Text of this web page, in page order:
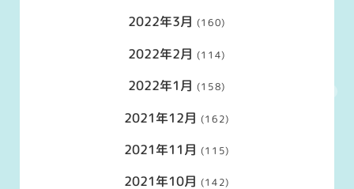
2022年3月 (160)
2022年2月 (114)
2022年1月 (158)
2021年12月 (162)
2021年11月 (115)
2021年10月 (142)